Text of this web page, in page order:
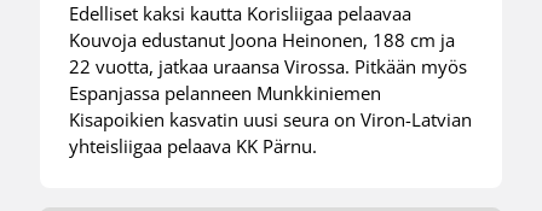
Edelliset kaksi kautta Korisliigaa pelaavaa
Kouvoja edustanut Joona Heinonen, 188 cm ja
22 vuotta, jatkaa uraansa Virossa. Pitkään myös
Espanjassa pelanneen Munkkiniemen
Kisapoikien kasvatin uusi seura on Viron-Latvian
yhteisliigaa pelaava KK Pärnu.